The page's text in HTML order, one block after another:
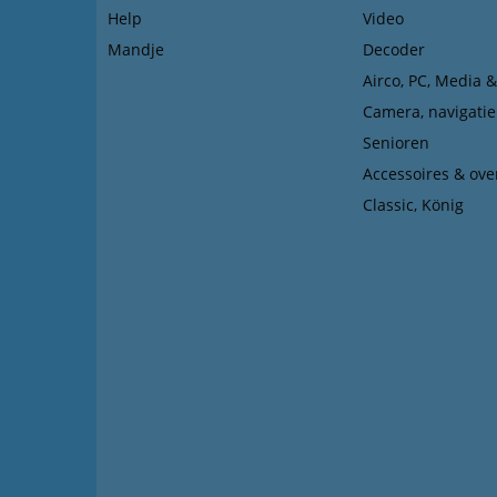
Help
Mandje
Video
Decoder
Airco, PC, Media
Camera, navigatie
Senioren
Accessoires &
Classic, König